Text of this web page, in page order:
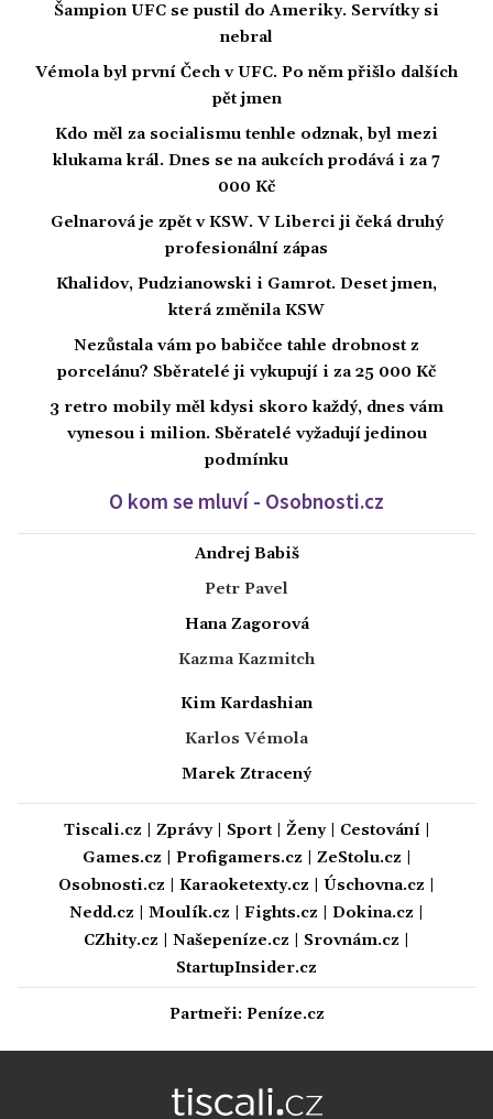
Šampion UFC se pustil do Ameriky. Servítky si
nebral
Vémola byl první Čech v UFC. Po něm přišlo dalších
pět jmen
Kdo měl za socialismu tenhle odznak, byl mezi
klukama král. Dnes se na aukcích prodává i za 7
000 Kč
Gelnarová je zpět v KSW. V Liberci ji čeká druhý
profesionální zápas
Khalidov, Pudzianowski i Gamrot. Deset jmen,
která změnila KSW
Nezůstala vám po babičce tahle drobnost z
porcelánu? Sběratelé ji vykupují i za 25 000 Kč
3 retro mobily měl kdysi skoro každý, dnes vám
vynesou i milion. Sběratelé vyžadují jedinou
podmínku
O kom se mluví - Osobnosti.cz
Andrej Babiš
Petr Pavel
Hana Zagorová
Kazma Kazmitch
Kim Kardashian
Karlos Vémola
Marek Ztracený
Tiscali.cz Zprávy| Sport| Ženy| Cestování|
Games.cz
Profigamers.cz ZeStolu.cz
Osobnosti.cz
Karaoketexty.cz Úschovna.cz
Nedd.cz
Moulík.cz Fights.cz Dokina.cz
CZhity.cz
Našepeníze.cz Srovnám.cz
StartupInsider.cz
Partneři: Peníze.cz